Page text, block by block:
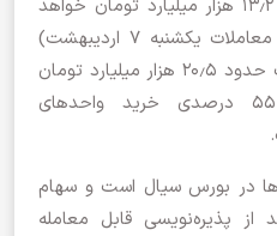
است که با ۲۰ درصد تخفیف ۱۳٫۲ هزار میلیارد تومان خواهد
شد. اما ارزش روز (در پایان معاملات یکشنبه ۷ اردیبهشت)
سهام دولت در این پنج شرکت حدود ۲۰٫۵ هزار میلیارد تومان
است که به منزله سود ۵۵ درصدی خرید واحدهای
در بورس سیال است و سهام
از پذیره‌نویسی قابل معامله